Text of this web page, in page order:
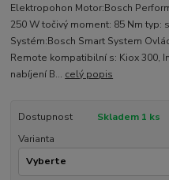
Elektropohon Motor:Bosch
250 W točivý moment: 85 Nm
Systém:Bosch Smart System
Remote kompatibilní s: Kiox 300,
nabíjení B... celý popis
Dostupnost
Skladem 1 ks
Varianta